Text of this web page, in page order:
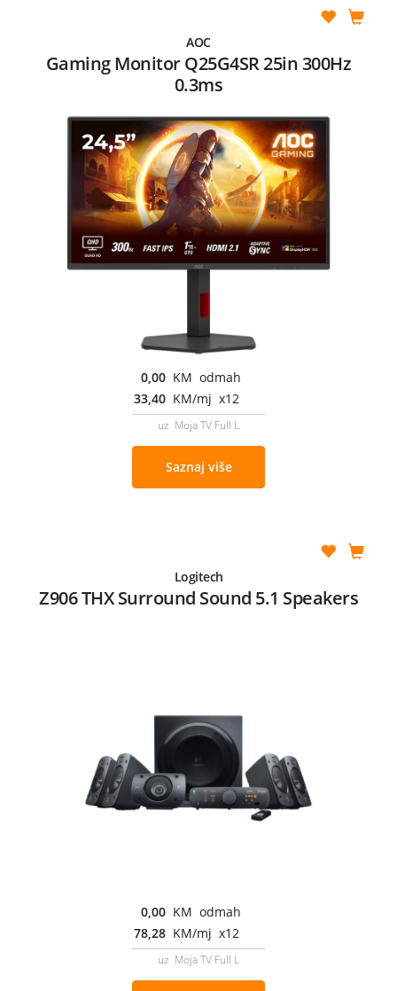
AOC
Gaming Monitor Q25G4SR 25in 300Hz
0.3ms
0,00 KM odmah
33,40 KM/mj x12
uz Moja TV Full L
Saznaj više
Logitech
Z906 THX Surround Sound 5.1 Speakers
0,00 KM odmah
78,28 KM/mj x12
uz Moja TV Full L